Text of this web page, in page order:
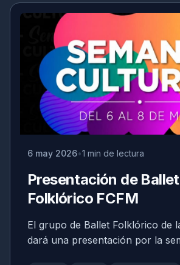
6 may 2026 1 min de lectura
Presentación de Ballet
Folklórico FCFM
El grupo de Ballet Folklórico de
dará una presentación por la